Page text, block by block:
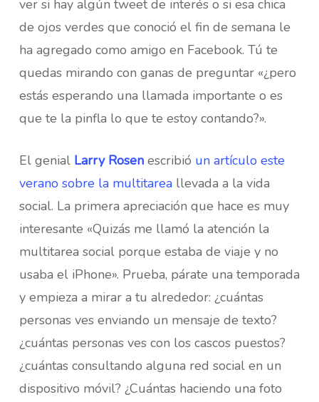
ver si hay algún tweet de interés o si esa chica
de ojos verdes que conoció el fin de semana le
ha agregado como amigo en Facebook. Tú te
quedas mirando con ganas de preguntar «¿pero
estás esperando una llamada importante o es
que te la pinfla lo que te estoy contando?».
El genial Larry Rosenescribió un artículo este
verano sobre la multitareallevada a la vida
social. La primera apreciación que hace es muy
interesante «Quizás me llamó la atención la
multitarea social porque estaba de viaje y no
usaba el iPhone». Prueba, párate una temporada
y empieza a mirar a tu alrededor: ¿cuántas
personas ves enviando un mensaje de texto?
¿cuántas personas ves con los cascos puestos?
¿cuántas consultando alguna red social en un
dispositivo móvil? ¿Cuántas haciendo una foto